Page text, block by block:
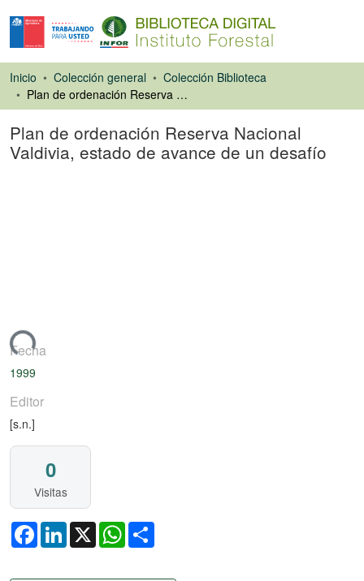
Inicio Colección general
Colección Biblioteca
Plan de ordenación Reserva Nacional Valdivia, estado de avance de un desafío
Plan de ordenación Reserva Nacional
Valdivia, estado de avance de un desafío
Fecha
1999
Editor
[s.n.]
0
Visitas
FacebookLinkedIn
X WhatsApp